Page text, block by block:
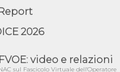
legge: approvata oggi la
della responsabilità
2026
video e relazioni
sul Fascicolo Virtuale dell'Operatore